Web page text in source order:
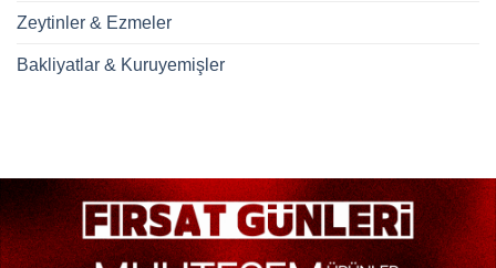
Zeytinler & Ezmeler
Bakliyatlar & Kuruyemişler